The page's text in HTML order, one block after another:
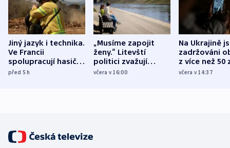
Jiný jazyk i technika.
Ve Francii
spolupracují hasiči z
různých zemí
před 5h
„Musíme zapojit
ženy.“ Litevští
politici zvažují
dohodu o
včera v 16:00
Na Ukrajině
zadržováni
z více než 50
Bojovali na
včera v 14:37